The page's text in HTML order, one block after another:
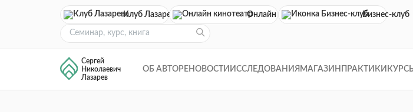
Клуб Лазарева Онлайн кинотеатр
Бизнес-клуб
Сергей
Николаевич
Лазарев
ОБ АВТОРЕ НОВОСТИ ИССЛЕДОВАНИЯ МАГАЗИН ПРАКТИКИ